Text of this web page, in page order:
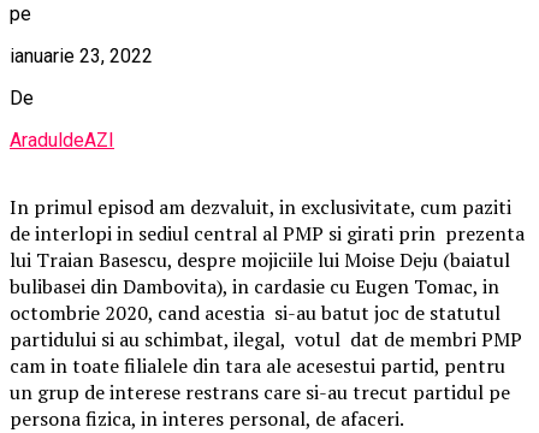
pe
ianuarie 23, 2022
De
AraduldeAZI
In primul episod am dezvaluit, in exclusivitate, cum paziti
de interlopi in sediul central al PMP si girati prin prezenta
lui Traian Basescu, despre mojiciile lui Moise Deju (baiatul
bulibasei din Dambovita), in cardasie cu Eugen Tomac, in
octombrie 2020, cand acestia si-au batut joc de statutul
partidului si au schimbat, ilegal, votul dat de membri PMP
cam in toate filialele din tara ale acesestui partid, pentru
un grup de interese restrans care si-au trecut partidul pe
persona fizica, in interes personal, de afaceri.